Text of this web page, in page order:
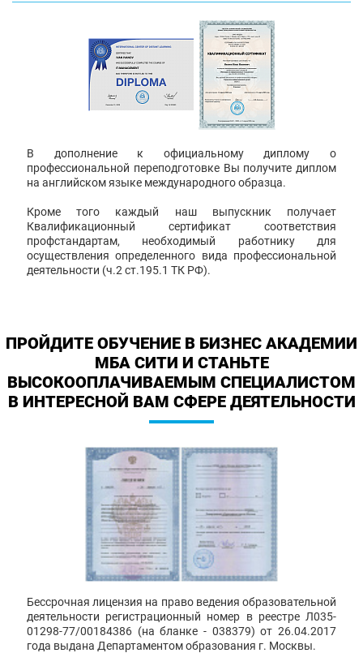
В дополнение к официальному диплому о
профессиональной переподготовке Вы получите диплом
на английском языке международного образца.
Кроме того каждый наш выпускник получает
Квалификационный сертификат соответствия
профстандартам, необходимый работнику для
осуществления определенного вида профессиональной
деятельности (ч.2 ст.195.1 ТК РФ).
ПРОЙДИТЕ ОБУЧЕНИЕ В БИЗНЕС АКАДЕМИИ
МБА СИТИ И СТАНЬТЕ
ВЫСОКООПЛАЧИВАЕМЫМ СПЕЦИАЛИСТОМ
В ИНТЕРЕСНОЙ ВАМ СФЕРЕ ДЕЯТЕЛЬНОСТИ
Бессрочная лицензия на право ведения образовательной
деятельности регистрационный номер в реестре Л035-
01298-77/00184386 (на бланке - 038379) от 26.04.2017
года выдана Департаментом образования г. Москвы.